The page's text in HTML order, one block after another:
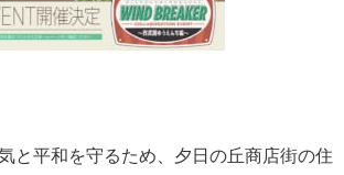
と平和を守るため、夕日の丘商店街の住